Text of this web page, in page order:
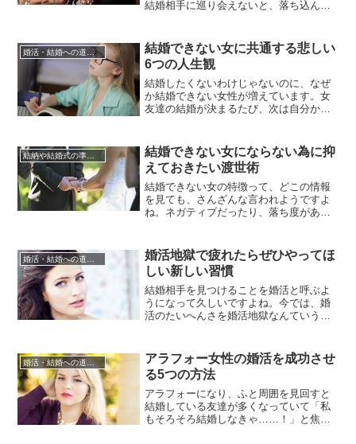
結婚相手に巡り会えないと、落ち込んで
のでは？」「私の婚活は失敗だ」なん
て、暗い気持ちに捉われがちになり、婚
活そのものを諦めてしまいたくもなりま
す。が！結婚相手は必ず見つかります...
婚活・結婚への道のり
結婚できない女に共通する悲しい
6つの人生観
結婚したくないわけじゃないのに、なぜ
か結婚できない女性が増えています。女
友達の結婚が決まるたび、次は自分かも
なかなか理想の男性はみつかりません。
なぜなら結婚できない女性には、本人の
性格や人生観などにそれなりの原因があ
り、自分では気がついていない...
結婚できない女にならない為に抑
えておきたい渡世術
結婚できない女の特徴って、どこの情報
を見ても、さんざんな言われようですよ
ね。ネガティブだったり、落ち度がある
過ぎている女性、収入が高く自立してい
る女性なども結婚できない女と言われる
と、どこに向かって努力していいのかわ
からなくなります。また、よく目に...
婚活地獄で疲れたらぜひやってほ
しい新しい習慣
結婚相手を見つけることを婚活と呼ぶよ
うになって久しいですよね。今では、婚
活のたいへんさを婚活地獄なんていう言
す。そう言えば、かつて受験地獄や就職
氷河期なんていう時代もありました。き
ついのは、断られるということです。人
生にダメ出しをされるようなショック...
婚活・結婚への道のり
アラフォー女性の婚活を成功させ
る5つの方法
アラフォーになり、ふと周囲を見回すと
結婚している友達が多くなっていて「私
もそろそろ結婚しなきゃ……！」と焦っ